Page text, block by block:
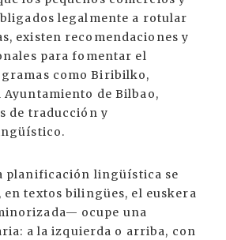
legalmente a rotular
existen recomendaciones y
para fomentar el
como Biribilko,
de Bilbao,
de traducción y
planificación lingüística se
en textos bilingües, el euskera
ocupe una
a la izquierda o arriba, con